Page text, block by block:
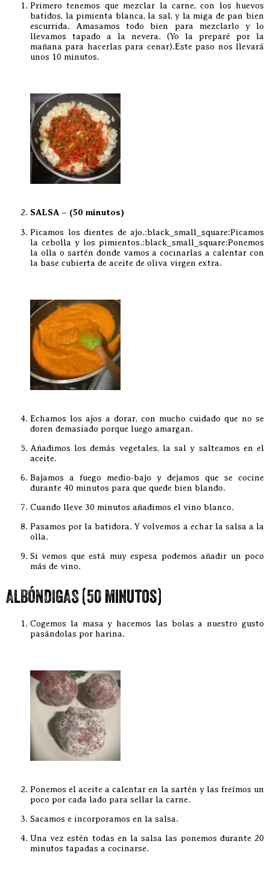
Primero tenemos que mezclar la carne, con los huevos
batidos, la pimienta blanca, la sal, y la miga de pan bien
escurrida. Amasamos todo bien para mezclarlo y lo
llevamos tapado a la nevera. (Yo la preparé por la
mañana para hacerlas para cenar).Este paso nos llevará
unos 10 minutos.
SALSA – (50 minutos)
Picamos los dientes de ajo.:black_small_square:Picamos
la cebolla y los pimientos.:black_small_square:Ponemos
la olla o sartén donde vamos a cocinarlas a calentar con
la base cubierta de aceite de oliva virgen extra.
Echamos los ajos a dorar, con mucho cuidado que no se
doren demasiado porque luego amargan.
Añadimos los demás vegetales, la sal y salteamos en el
aceite.
Bajamos a fuego medio-bajo y dejamos que se cocine
durante 40 minutos para que quede bien blando.
Cuando lleve 30 minutos añadimos el vino blanco.
Pasamos por la batidora. Y volvemos a echar la salsa a la
olla.
Si vemos que está muy espesa podemos añadir un poco
más de vino.
ALBÓNDIGAS (50 minutos)
Cogemos la masa y hacemos las bolas a nuestro gusto
pasándolas por harina.
Ponemos el aceite a calentar en la sartén y las freímos un
poco por cada lado para sellar la carne.
Sacamos e incorporamos en la salsa.
Una vez estén todas en la salsa las ponemos durante 20
minutos tapadas a cocinarse.